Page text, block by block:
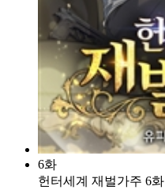
6화
헌터세계 재벌가주 6화